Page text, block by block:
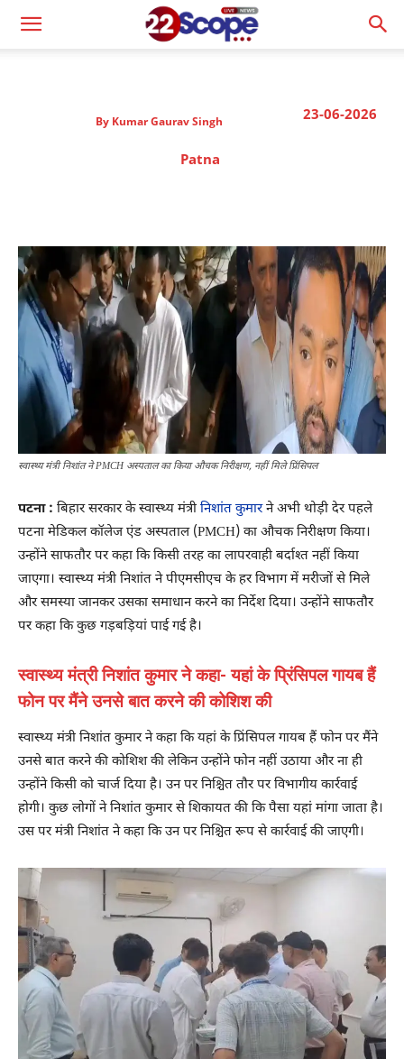
23-06-2026
By Kumar Gaurav Singh
Patna
स्वास्थ्य मंत्री निशांत ने PMCH अस्पताल का किया औचक निरीक्षण, नहीं मिले प्रिंसिपल
पटना : बिहार सरकार के स्वास्थ्य मंत्री निशांत कुमारने अभी थोड़ी देर पहले
पटना मेडिकल कॉलेज एंड अस्पताल (PMCH) का औचक निरीक्षण किया।
उन्होंने साफतौर पर कहा कि किसी तरह का लापरवाही बर्दाश्त नहीं किया
जाएगा। स्वास्थ्य मंत्री निशांत ने पीएमसीएच के हर विभाग में मरीजों से मिले
और समस्या जानकर उसका समाधान करने का निर्देश दिया। उन्होंने साफतौर
पर कहा कि कुछ गड़बड़ियां पाई गई है।
स्वास्थ्य मंत्री निशांत कुमार ने कहा- यहां के प्रिंसिपल गायब हैं
फोन पर मैंने उनसे बात करने की कोशिश की
स्वास्थ्य मंत्री निशांत कुमार ने कहा कि यहां के प्रिंसिपल गायब हैं फोन पर मैंने
उनसे बात करने की कोशिश की लेकिन उन्होंने फोन नहीं उठाया और ना ही
उन्होंने किसी को चार्ज दिया है। उन पर निश्चित तौर पर विभागीय कार्रवाई
होगी। कुछ लोगों ने निशांत कुमार से शिकायत की कि पैसा यहां मांगा जाता है।
उस पर मंत्री निशांत ने कहा कि उन पर निश्चित रूप से कार्रवाई की जाएगी।